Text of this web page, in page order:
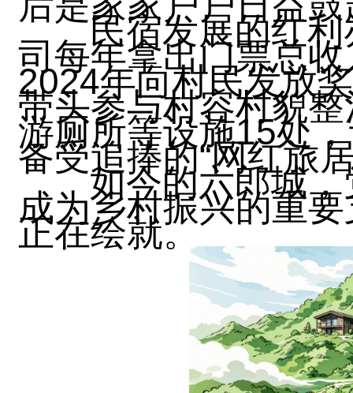
民宿发展的红
司每年拿出门票总
2024年向村民发放
带头参与村容村貌
游厕所等设施15处
备受追捧的“网红旅
如今的六郎城
成为乡村振兴的重
正在绘就。